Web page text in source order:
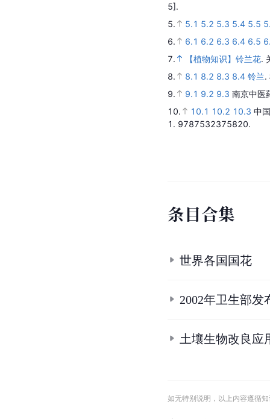
5].
5.
5.1 5.2 5.3 5.4 5.5
6.
6.1 6.2 6.3 6.4 6.5
7.
【植物知识】铃兰花.
8.
8.1 8.2 8.3 8.4 铃兰.
9.
9.1 9.2 9.3 南京中医
10.
10.1 10.2 10.3 中
1. 9787532375820.
条目合集
世界各国国花
2002年卫生部
土壤生物改良应
如无特别说明，以上内容遵循